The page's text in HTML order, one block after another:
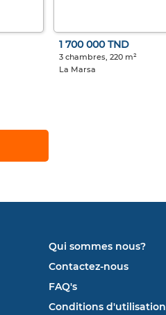
1 700 000 TND
3 chambres, 220 m²
La Marsa
Qui sommes nous?
Contactez-nous
FAQ's
Conditions d'utilisation